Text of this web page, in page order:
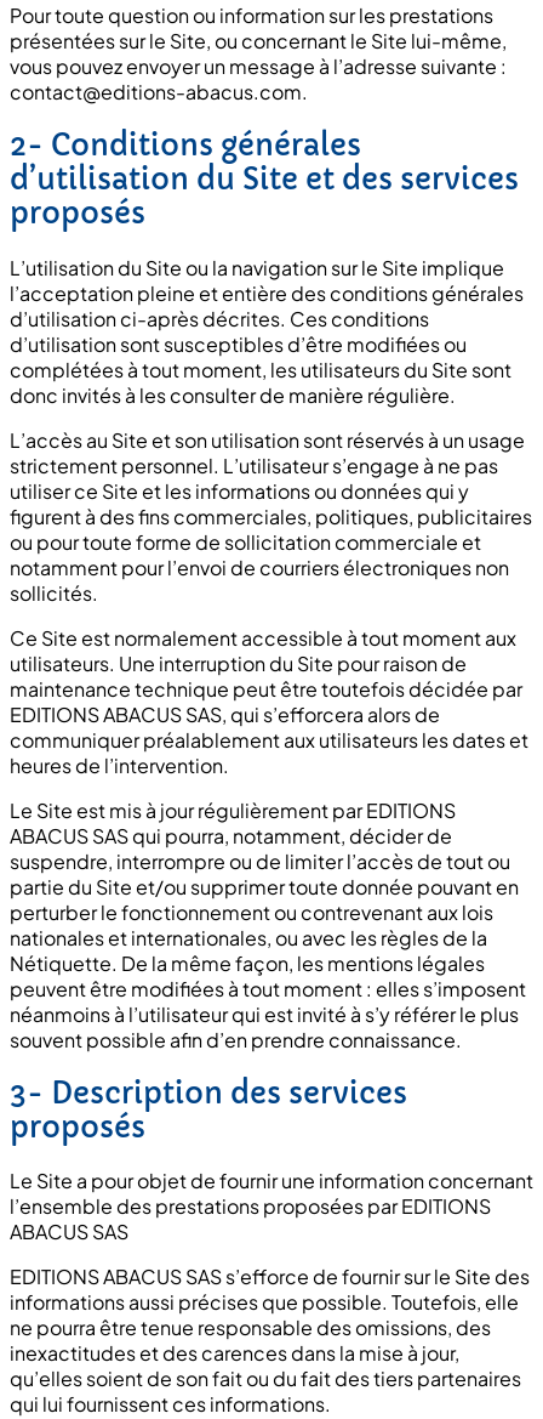
Pour toute question ou information sur les prestations
présentées sur le Site, ou concernant le Site lui-même,
vous pouvez envoyer un message à l’adresse suivante :
contact@editions-abacus.com.
2- Conditions générales
d’utilisation du Site et des services
proposés
L’utilisation du Site ou la navigation sur le Site implique
l’acceptation pleine et entière des conditions générales
d’utilisation ci-après décrites. Ces conditions
d’utilisation sont susceptibles d’être modifiées ou
complétées à tout moment, les utilisateurs du Site sont
donc invités à les consulter de manière régulière.
L’accès au Site et son utilisation sont réservés à un usage
strictement personnel. L’utilisateur s’engage à ne pas
utiliser ce Site et les informations ou données qui y
figurent à des fins commerciales, politiques, publicitaires
ou pour toute forme de sollicitation commerciale et
notamment pour l’envoi de courriers électroniques non
sollicités.
Ce Site est normalement accessible à tout moment aux
utilisateurs. Une interruption du Site pour raison de
maintenance technique peut être toutefois décidée par
EDITIONS ABACUS SAS, qui s’efforcera alors de
communiquer préalablement aux utilisateurs les dates et
heures de l’intervention.
Le Site est mis à jour régulièrement par EDITIONS
ABACUS SAS qui pourra, notamment, décider de
suspendre, interrompre ou de limiter l’accès de tout ou
partie du Site et/ou supprimer toute donnée pouvant en
perturber le fonctionnement ou contrevenant aux lois
nationales et internationales, ou avec les règles de la
Nétiquette. De la même façon, les mentions légales
peuvent être modifiées à tout moment : elles s’imposent
néanmoins à l’utilisateur qui est invité à s’y référer le plus
souvent possible afin d’en prendre connaissance.
3- Description des services
proposés
Le Site a pour objet de fournir une information concernant
l’ensemble des prestations proposées par EDITIONS
ABACUS SAS
EDITIONS ABACUS SAS s’efforce de fournir sur le Site des
informations aussi précises que possible. Toutefois, elle
ne pourra être tenue responsable des omissions, des
inexactitudes et des carences dans la mise à jour,
qu’elles soient de son fait ou du fait des tiers partenaires
qui lui fournissent ces informations.